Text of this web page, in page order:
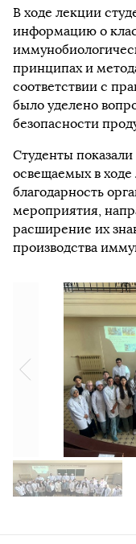
В ходе лекции
информацию о
принципах и
соответствии с
было уделено
безопасности
Студенты показали
освещаемых в
благодарность
мероприятия,
расширение их
производства